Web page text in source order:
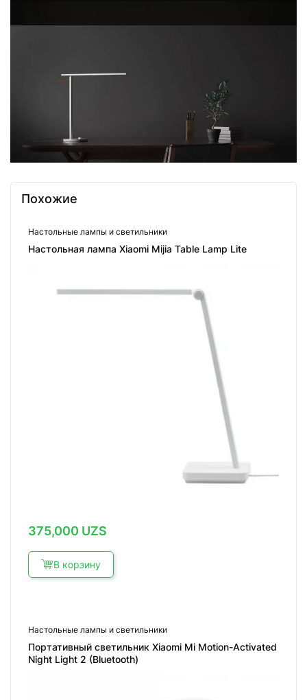
Похожие
Настольные лампы и светильники
Настольная лампа Xiaomi Mijia Table Lamp Lite
375,000 UZS
В корзину
Настольные лампы и светильники
Портативный светильник Xiaomi Mi Motion-Activated
Night Light 2 (Bluetooth)